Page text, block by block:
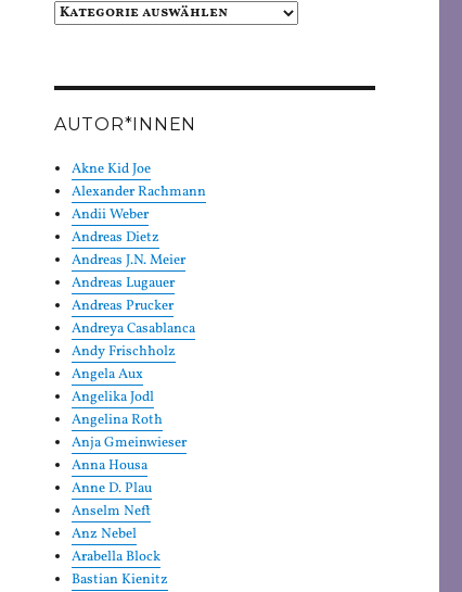
Beiträge
AUTOR*INNEN
Akne Kid Joe
Alexander Rachmann
Andii Weber
Andreas Dietz
Andreas J.N. Meier
Andreas Lugauer
Andreas Prucker
Andreya Casablanca
Andy Frischholz
Angela Aux
Angelika Jodl
Angelina Roth
Anja Gmeinwieser
Anna Housa
Anne D. Plau
Anselm Neft
Anz Nebel
Arabella Block
Bastian Kienitz